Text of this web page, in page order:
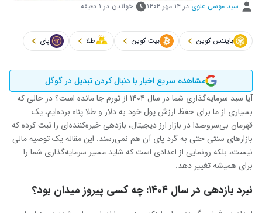
سید موسی علوی در ۱۴ مهر ۱۴۰۴ خواندن در ۱ دقیقه
بایننس کوین بیت کوین طلا پای
مشاهده سریع اخبار با دنبال کردن تبدیل در گوگل
آیا سبد سرمایه‌گذاری شما در سال ۱۴۰۴ از تورم جا مانده است؟ در حالی که
بسیاری از ما برای حفظ ارزش پول خود به دلار و طلا پناه برده‌ایم، یک
قهرمان بی‌سروصدا در بازار ارز دیجیتال، بازدهی خیره‌کننده‌ای را ثبت کرده که
بازارهای سنتی حتی به گرد پای آن هم نمی‌رسند. این مقاله یک توصیه مالی
نیست، بلکه رونمایی از اعدادی است که شاید مسیر سرمایه‌گذاری شما را
برای همیشه تغییر دهد.
نبرد بازدهی در سال ۱۴۰۴: چه کسی پیروز میدان بود؟